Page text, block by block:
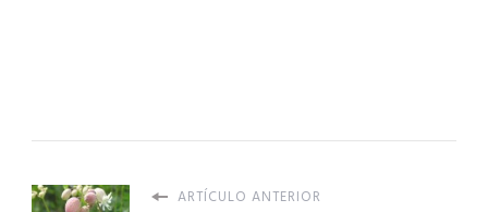
ARTÍCULO ANTERIOR